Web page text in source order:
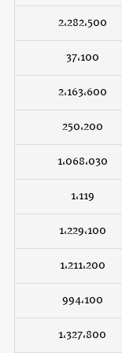
2,282,500
37,100
2,163,600
250,200
1,068,030
1,119
1,229,100
1,211,200
994,100
1,327,800